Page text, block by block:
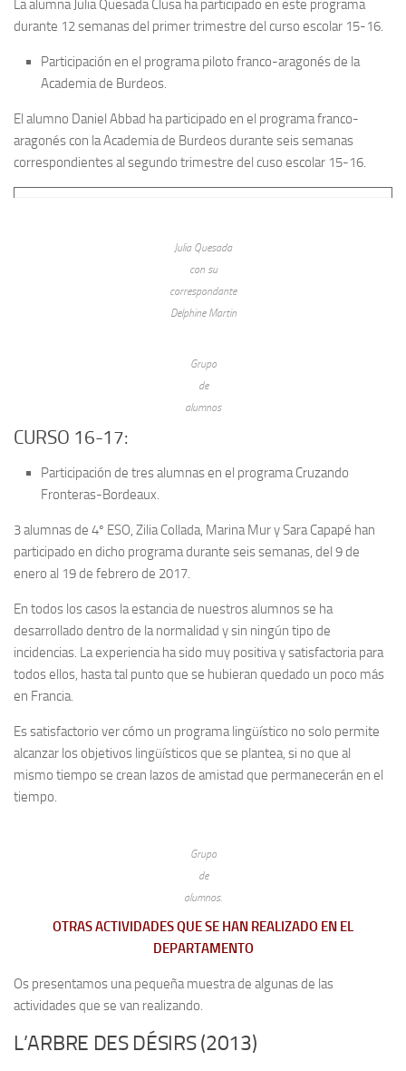
La alumna Julia Quesada Clusa ha participado en este programa
durante 12 semanas del primer trimestre del curso escolar 15-16.
Participación en el programa piloto franco-aragonés de la
Academia de Burdeos.
El alumno Daniel Abbad ha participado en el programa franco-
aragonés con la Academia de Burdeos durante seis semanas
correspondientes al segundo trimestre del cuso escolar 15-16.
Julia Quesada
con su
correspondante
Delphine Martin
Grupo
de
alumnos
CURSO 16-17:
Participación de tres alumnas en el programa Cruzando
Fronteras-Bordeaux.
3 alumnas de 4º ESO, Zilia Collada, Marina Mur y Sara Capapé han
participado en dicho programa durante seis semanas, del 9 de
enero al 19 de febrero de 2017.
En todos los casos la estancia de nuestros alumnos se ha
desarrollado dentro de la normalidad y sin ningún tipo de
incidencias. La experiencia ha sido muy positiva y satisfactoria para
todos ellos, hasta tal punto que se hubieran quedado un poco más
en Francia.
Es satisfactorio ver cómo un programa lingüístico no solo permite
alcanzar los objetivos lingüísticos que se plantea, si no que al
mismo tiempo se crean lazos de amistad que permanecerán en el
tiempo.
Grupo
de
alumnos.
OTRAS ACTIVIDADES QUE SE HAN REALIZADO EN EL
DEPARTAMENTO
Os presentamos una pequeña muestra de algunas de las
actividades que se van realizando.
L’ARBRE DES DÉSIRS (2013)